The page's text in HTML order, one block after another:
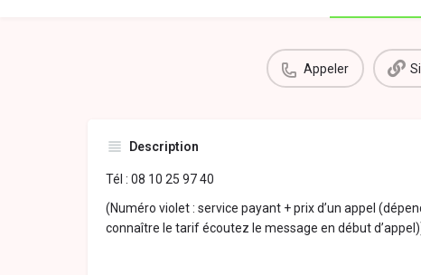
Appeler
Description
Tél : 08 10 25 97 40
(Numéro violet : service payant + prix d’un appel
connaître le tarif écoutez le message en début